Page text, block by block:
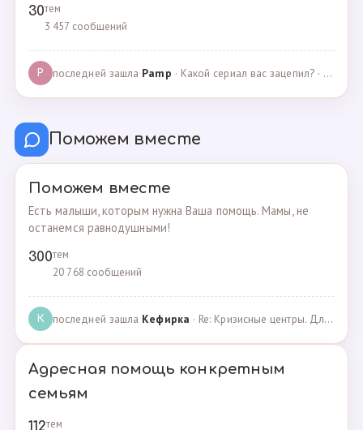
30тем
3 457 сообщений
P последней зашла Pamp · Какой сериал вас зацепил? · 07.05.2025
Поможем вместе
Поможем вместе
Есть малыши, которым нужна Ваша помощь. Мамы, не
останемся равнодушными!
300тем
20 768 сообщений
К последней зашла Кефирка · Re: Кризисные центры. Для женщин, попавших в трудн… · 06.03.2022
Адресная помощь конкретным
семьям
112тем